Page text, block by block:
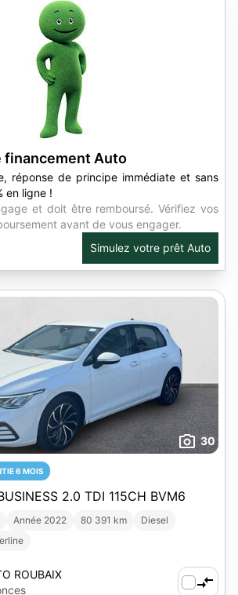
financement Auto
réponse de principe immédiate et sans
en ligne !
et doit être remboursé. Vérifiez vos
avant de vous engager.
Simulez votre prêt Auto
30
6 MOIS
2.0 TDI 115CH BVM6
Année 2022 80 391 km
Diesel
ROUBAIX